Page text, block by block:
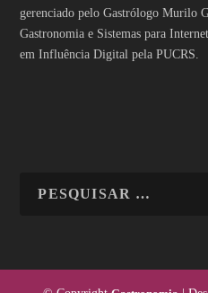
gerenciado pelo Gastrólogo Murilo
Gastronomia e Sistemas para
em Influência Digital pela PUCRS.